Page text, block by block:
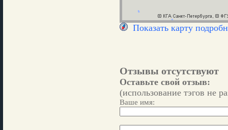
Показать карту
Отзывы отсутствуют
Оставьте свой отзыв:
(использование тэгов не
Ваше имя: